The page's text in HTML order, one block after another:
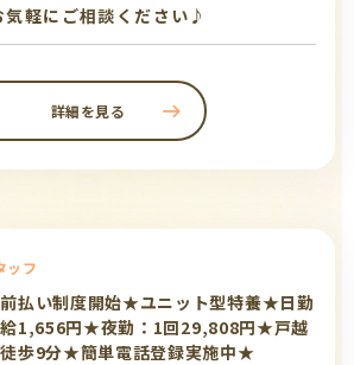
気軽にご相談ください♪
詳細を見る
ッフ
払い制度開始★ユニット型特養★日勤
1,656円★夜勤：1回29,808円★戸越
歩9分★簡単電話登録実施中★